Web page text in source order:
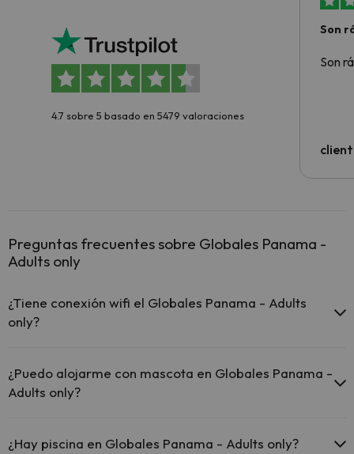
4.7 sobre 5 basado en 5479 valoraciones
Son
Son
Preguntas frecuentes sobre Globales Panama -
Adults only
¿Tiene conexión wifi el Globales Panama - Adults
only?
todo el hotel.
El Globales Panama - Adults only dispone de Wi-Fi.
¿Puedo alojarme con mascota en Globales Panama -
Adults only?
¿Hay piscina en Globales Panama - Adults only?